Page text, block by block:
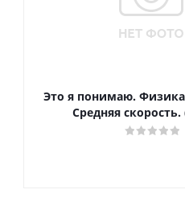
Это я понимаю.
Средняя скорость.